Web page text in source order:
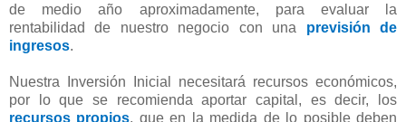
de medio año aproximadamente, para evaluar la
rentabilidad de nuestro negocio con una previsión de
ingresos.
Nuestra Inversión Inicial necesitará recursos económicos,
por lo que se recomienda aportar capital, es decir, los
recursos propios, que en la medida de lo posible deben